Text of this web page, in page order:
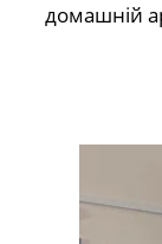
домашній